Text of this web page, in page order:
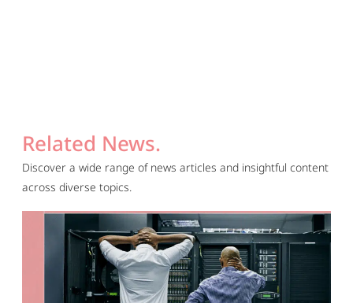
Related News.
Discover a wide range of news articles and insightful content
across diverse topics.